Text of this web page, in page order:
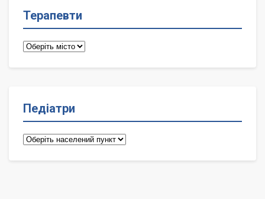
Терапевти
Терапевти
Педіатри
Педіатри